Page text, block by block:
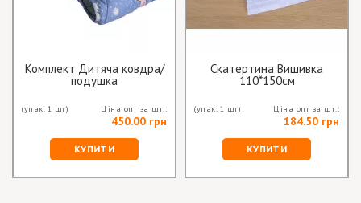
Комплект Дитяча ковдра/
подушка
(упак. 1 шт) Ціна опт за шт.:
450.00 грн
КУПИТИ
Скатертина Вишивка
110*150см
(упак. 1 шт) Ціна опт за шт.:
184.50 грн
КУПИТИ